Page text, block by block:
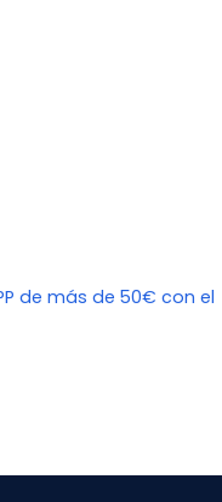
de más de 50€ con el